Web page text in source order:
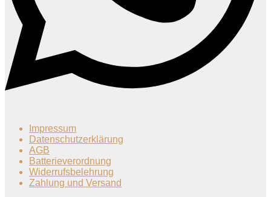
Impressum
Datenschutzerklärung
AGB
Batterieverordnung
Widerrufsbelehrung
Zahlung und Versand